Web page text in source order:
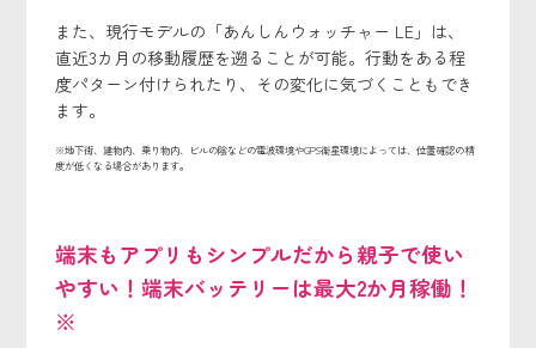
また、現行モデルの「あんしんウォッチャー LE」は、
直近3カ月の移動履歴を遡ることが可能。行動をある程
度パターン付けられたり、その変化に気づくこともでき
ます。
※地下街、建物内、乗り物内、ビルの陰などの電波環境やGPS衛星環境によっては、位置確認の精
度が低くなる場合があります。
端末もアプリもシンプルだから親子で使い
やすい！端末バッテリーは最大2か月稼働！
※